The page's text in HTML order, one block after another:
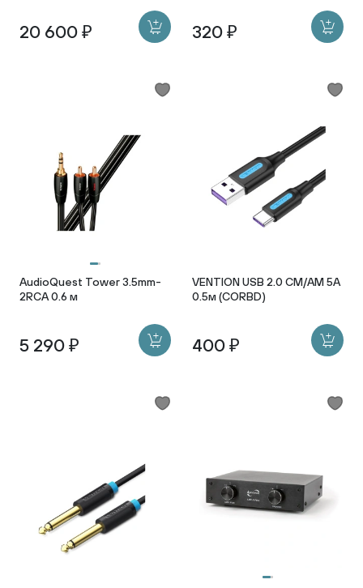
20 600 ₽ 320 ₽
AudioQuest Tower 3.5mm-
2RCA 0.6 м
5 290 ₽
VENTION USB 2.0 CM/AM 5A
0.5м (CORBD)
400 ₽